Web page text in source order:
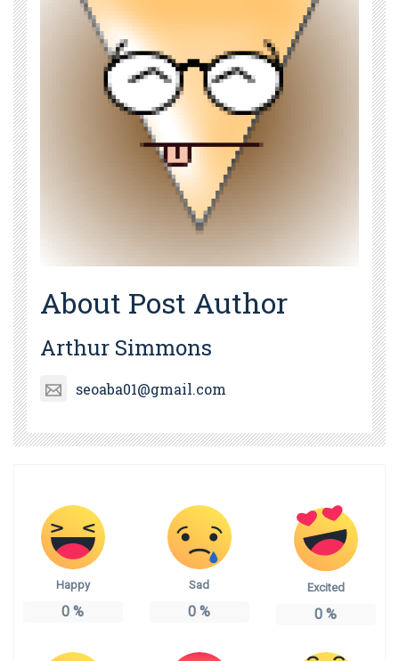
About Post Author
Arthur Simmons
seoaba01@gmail.com
Happy
0 %
Sad
0 %
Excited
0 %